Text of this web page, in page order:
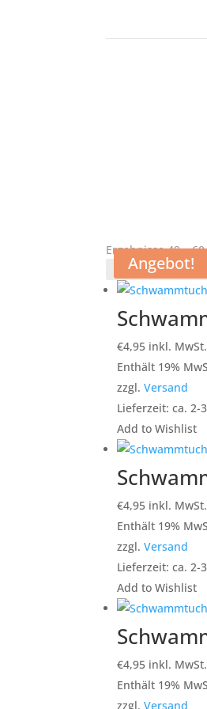
Ergebnisse 49 –
€4,95 inkl. MwSt.
Enthält 19%
zzgl.Versand
Lieferzeit: ca. 2-
Add to Wishlist
€4,95 inkl. MwSt.
Enthält 19%
zzgl.Versand
Lieferzeit: ca. 2-
Add to Wishlist
€4,95 inkl. MwSt.
Enthält 19%
zzgl.Versand
Angebot!